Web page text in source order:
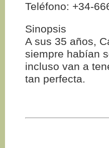
Teléfono: +34-
Sinopsis
A sus 35 años,
siempre habían
incluso van a
tan perfecta.